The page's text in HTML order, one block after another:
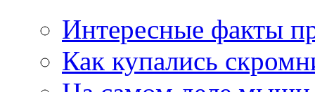
Интересные факты
Как купались